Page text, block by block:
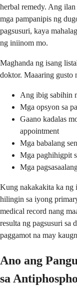
herbal remedy. Ang
mga pampanipis ng
pagsusuri, kaya
ng iniinom mo.
Maghanda ng isang
doktor. Maaaring gusto
Ang ibig sabihin
Mga opsyon sa
Gaano kadalas
appointment
Mga babalang
Mga paghihigpit
Mga
Kung nakakakita ka ng
hilingin sa iyong
medical record nang
resulta ng pagsusuri sa
paggamot na may
Ano ang
sa